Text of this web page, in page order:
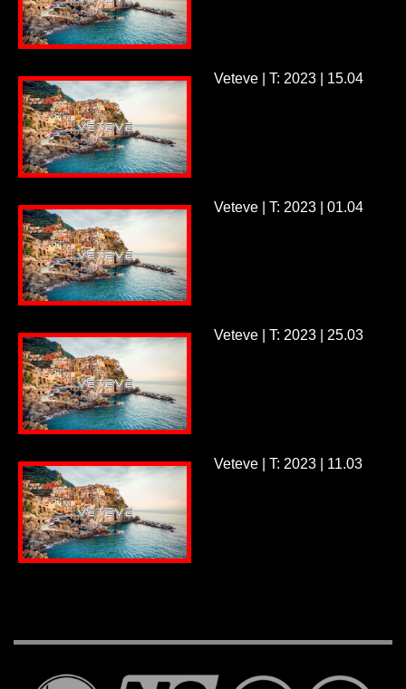
Veteve | T: 2023 | 15.04
Veteve | T: 2023 | 01.04
Veteve | T: 2023 | 25.03
Veteve | T: 2023 | 11.03